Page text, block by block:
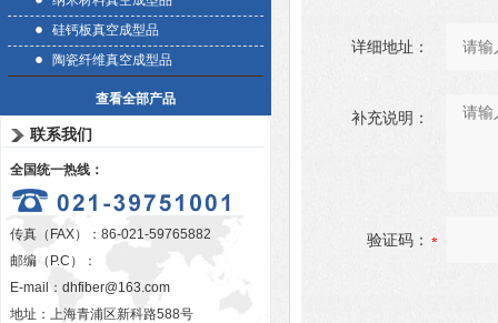
硅钙板真空成型品
陶瓷纤维真空成型品
查看全部产品
联系我们
全国统一热线：
传真（FAX）：86-021-59765882
邮编（P.C）：
E-mail： dhfiber@163.com
地址：上海青浦区新科路588号
详细地址：
补充说明：
验证码：